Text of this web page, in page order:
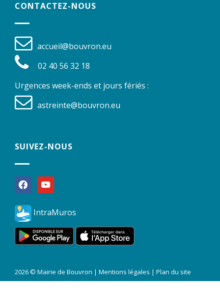
CONTACTEZ-NOUS
accueil@bouvron.eu
02 40 56 32 18
Urgences week-ends et jours fériés :
astreinte@bouvron.eu
SUIVEZ-NOUS
facebookyoutube
IntraMuros
2026 © Mairie de Bouvron | Mentions légales | Plan du site